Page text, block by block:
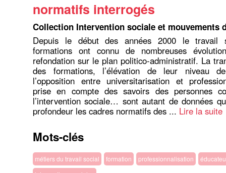
normatifs interrogés
Collection Intervention sociale et mouvements
Depuis le début des années 2000 le travail
formations ont connu de nombreuses
refondation sur le plan politico-administratif. La
des formations, l’élévation de leur niveau
l’opposition entre universitarisation et
prise en compte des savoirs des personnes
l’intervention sociale… sont autant de données
profondeur les cadres normatifs des ... Lire la suite
Mots-clés
métiers du travail social formation professionnalisation